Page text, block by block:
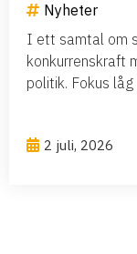
Nyheter
I ett samtal om
konkurrenskraft
politik. Fokus låg
2 juli, 2026